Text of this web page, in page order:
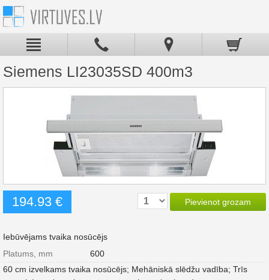
Siemens LI23035SD 400m3
194.93 € Pievienot grozam
Iebūvējams tvaika nosūcējs
Platums, mm
600
60 cm izvelkams tvaika nosūcējs; Mehāniskā slēdžu vadība; Trīs